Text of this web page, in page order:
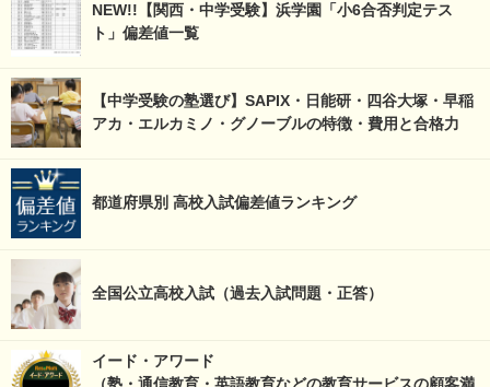
NEW!!【関西・中学受験】浜学園「小6合否判定テス
ト」偏差値一覧
【中学受験の塾選び】SAPIX・日能研・四谷大塚・早稲
アカ・エルカミノ・グノーブルの特徴・費用と合格力
都道府県別 高校入試偏差値ランキング
全国公立高校入試（過去入試問題・正答）
イード・アワード